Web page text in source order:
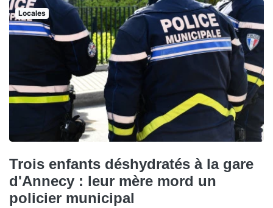
Locales
Trois enfants déshydratés à la gare
d'Annecy : leur mère mord un
policier municipal